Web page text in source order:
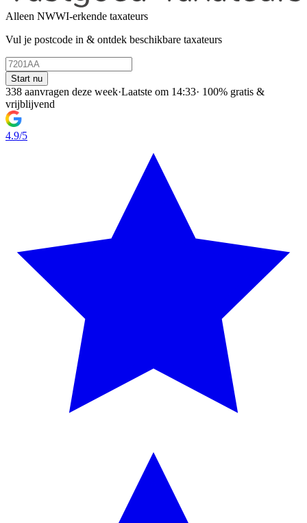
Alleen NWWI-erkende taxateurs
Vul je postcode in & ontdek beschikbare taxateurs
Start nu
338 aanvragen deze week·Laatste om 14:33· 100% gratis &
vrijblijvend
4.9/5